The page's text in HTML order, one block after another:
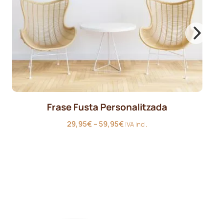
Lletres Fusta Ratán
14,95